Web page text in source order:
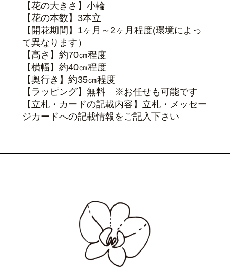
【花の大きさ】小輪
【花の本数】3本立
【開花期間】1ヶ月～2ヶ月程度(環境によっ
て異なります）
【高さ】約70㎝程度
【横幅】約40㎝程度
【奥行き】約35㎝程度
【ラッピング】無料 ※お任せも可能です
【立札・カードの記載内容】立札・メッセー
ジカードへの記載情報をご記入下さい